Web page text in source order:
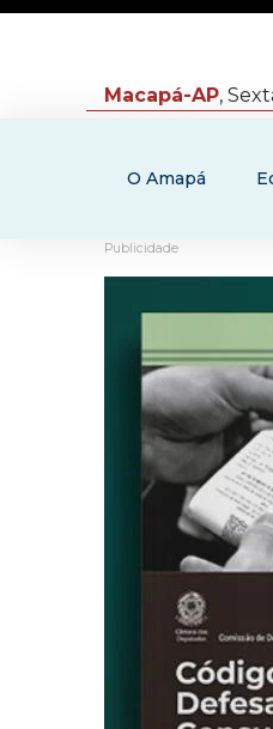
Macapá-AP,
O Amapá
Publicidade